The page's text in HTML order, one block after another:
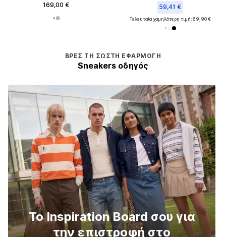
169,00 € 59,41 €
Τελευταία χαμηλότερη τιμή:69,90 €
ΒΡΕΣ ΤΗ ΣΩΣΤΉ ΕΦΑΡΜΟΓΉ
Sneakers οδηγός
Το Inspiration Board σου για
την επιστροφή στο